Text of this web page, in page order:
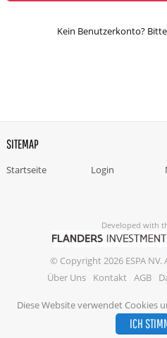
Diese Website verwendet Cookies
ICH
Kein Benutzerkonto? Bitte
SITEMAP
Startseite Login
Developed with
© Copyright 2026 ESPA
Über Uns
Kontakt AGB